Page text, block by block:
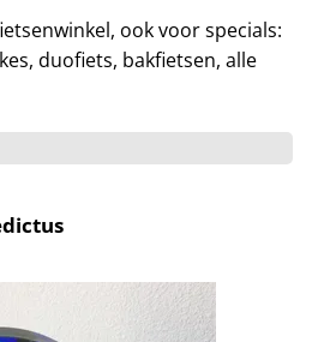
ook voor specials:
duofiets, bakfietsen, alle